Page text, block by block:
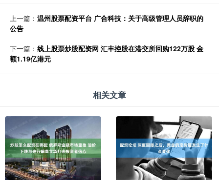
上一篇： 温州股票配资平台 广合科技：关于高级管理人员辞职的
公告
下一篇： 线上股票炒股配资网 汇丰控股在港交所回购122万股 金
额1.19亿港元
相关文章